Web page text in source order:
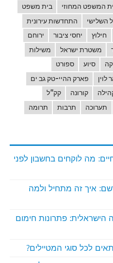
המשפט המחוזי
בית משפט
השלישי
התחדשות עירונית
חילוץ יחסי ציבור
ירוחם
משטרת ישראל
משילות
סיוע
ספורט
לוין
פארק ההיי-טק גב ים
קורונה
קק"ל
תערוכה תרבות תרומה
מה לוקחים בחשבון לפני
איך זה מתחיל ולמה
פתרונות חימום
לכל סוגי המטיילים?